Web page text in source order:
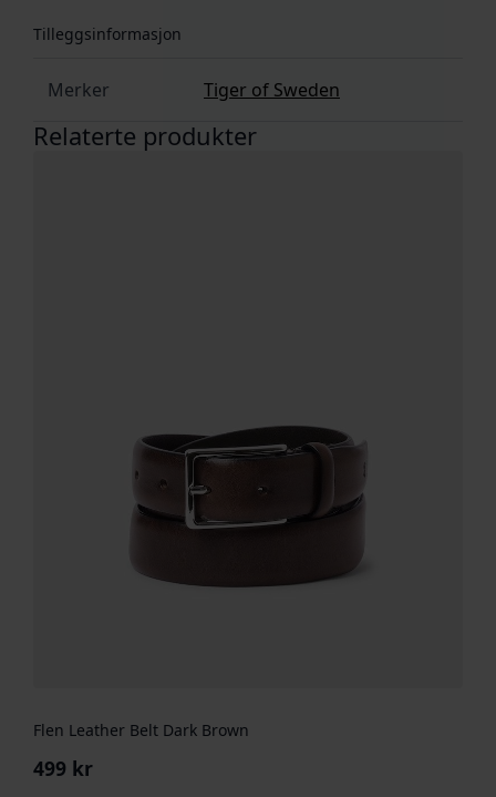
Tilleggsinformasjon
Merker Tiger of Sweden
Relaterte produkter
Flen Leather Belt Dark Brown
499 kr